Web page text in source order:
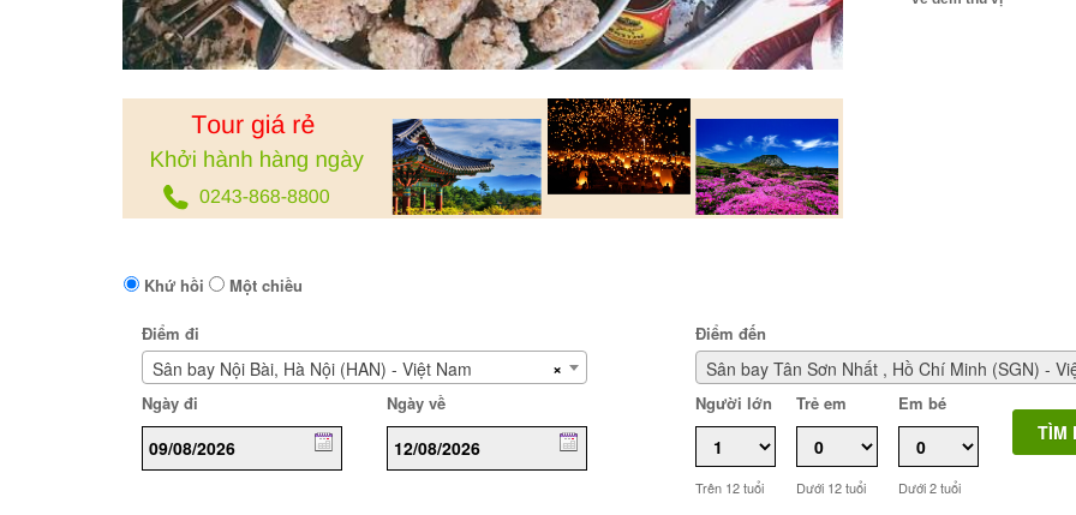
Khứ hồi Một chiều
Điểm đi
×
Sân bay Nội Bài, Hà Nội (HAN) - Việt Nam
Điểm đến
Ngày đi Ngày về Người lớn
Trên 12 tuổi
Trẻ em
Dưới 12 tuổi
Em bé
Dưới 2 tuổi